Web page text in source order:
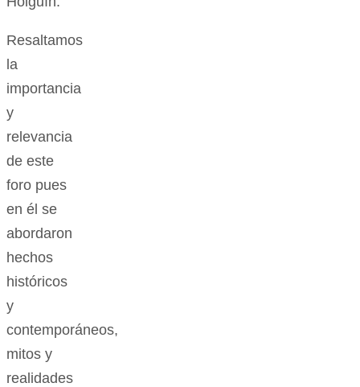
Resaltamos
la
importancia
y
relevancia
de este
foro pues
en él se
abordaron
hechos
históricos
y
contemporáneos,
mitos y
realidades